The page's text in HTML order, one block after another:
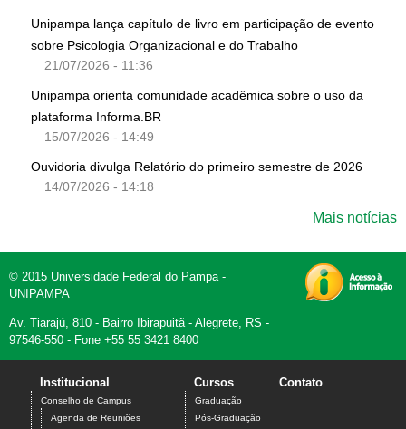
Unipampa lança capítulo de livro em participação de evento
sobre Psicologia Organizacional e do Trabalho
21/07/2026 - 11:36
Unipampa orienta comunidade acadêmica sobre o uso da
plataforma Informa.BR
15/07/2026 - 14:49
Ouvidoria divulga Relatório do primeiro semestre de 2026
14/07/2026 - 14:18
Mais notícias
© 2015 Universidade Federal do Pampa -
UNIPAMPA
Av. Tiarajú, 810 - Bairro Ibirapuitã - Alegrete, RS -
97546-550 - Fone +55 55 3421 8400
Institucional
Conselho de Campus
Agenda de Reuniões
Cursos
Graduação
Pós-Graduação
Contato